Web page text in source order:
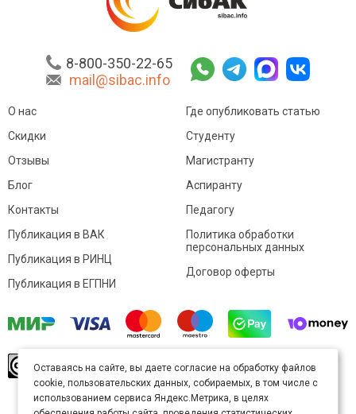
8-800-350-22-65
mail@sibac.info
О нас
Скидки
Отзывы
Блог
Контакты
Где опубликовать статью
Студенту
Магистранту
Аспиранту
Педагогу
Публикация в ВАК
Публикация в РИНЦ
Публикация в ЕГПНИ
Политика обработки
персональных данных
Договор оферты
произведение доступно полицензии Creative
Commons «Attribution» («Атрибуция») 4.0
Непортированная.
Карта сайта
Оставаясь на сайте, вы даете согласие на обработку файлов
cookie, пользовательских данных, собираемых, в том числе с
использованием сервиса Яндекс.Метрика, в целях